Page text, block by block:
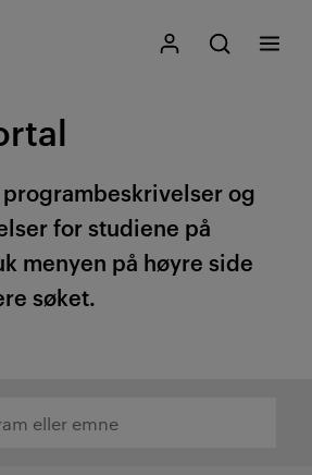
Mitt Kristiania
Åpne søk
Søk
Meny
og
for studiene på
menyen på høyre side
søket.